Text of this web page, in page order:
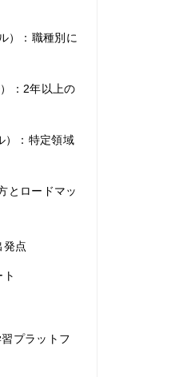
）：職種別に
：2年以上の
）：特定領域
とロードマッ
発点
プラットフ